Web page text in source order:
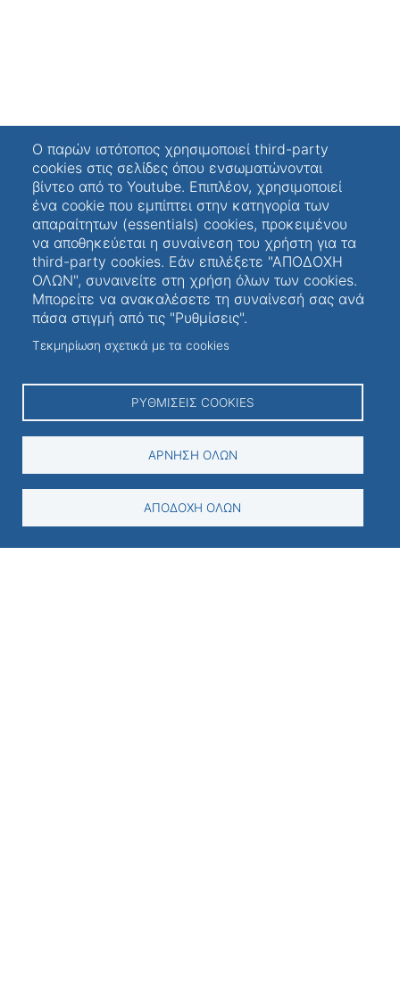
Ο παρών ιστότοπος χρησιμοποιεί third-party
cookies στις σελίδες όπου ενσωματώνονται
βίντεο από το Youtube. Επιπλέον, χρησιμοποιεί
ένα cookie που εμπίπτει στην κατηγορία των
απαραίτητων (essentials) cookies, προκειμένου
να αποθηκεύεται η συναίνεση του χρήστη για τα
third-party cookies. Εάν επιλέξετε "ΑΠΟΔΟΧΗ
ΟΛΩΝ", συναινείτε στη χρήση όλων των cookies.
Μπορείτε να ανακαλέσετε τη συναίνεσή σας ανά
πάσα στιγμή από τις "Ρυθμίσεις".
Τεκμηρίωση σχετικά με τα cookies
ΡΥΘΜΊΣΕΙΣ COOKIES
ΆΡΝΗΣΗ ΌΛΩΝ
ΑΠΟΔΟΧΉ ΌΛΩΝ
Follow us on Social Media
Ιδιωτικότητα - Προσβασιμότητα
Πολιτική Ιδιωτικότητας - Όροι Χρήσης
Ρυθμίσεις Cookies